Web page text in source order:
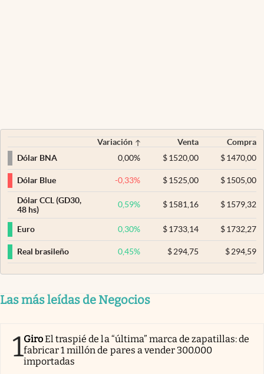
Variación Venta
Compra
Dólar BNA
0,00% $ 1520,00 $1470,00
Dólar Blue -0,33% $ 1525,00 $1505,00
Dólar CCL (GD30,
48 hs)
0,59% $ 1581,16 $1579,32
Euro 0,30% $ 1733,14 $1732,27
Real brasileño 0,45% $ 294,75 $294,59
Las más leídas de Negocios
1GiroEl traspié de la “última” marca de zapatillas: de
fabricar 1 millón de pares a vender 300.000
importadas